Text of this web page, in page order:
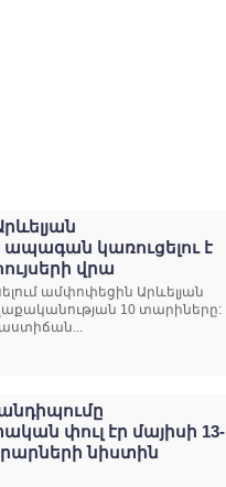
ապագան կառուցելու է
վրա
ամփոփեցին Արևելյան
10 տարիները:
փուլ էր մայիսի 13-
նիստին